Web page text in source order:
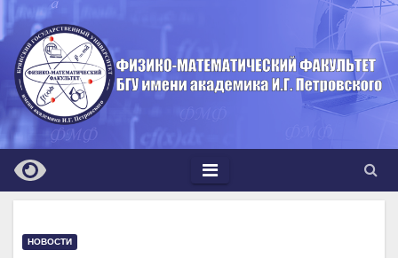
Перейти
к
содержимому
НОВОСТИ